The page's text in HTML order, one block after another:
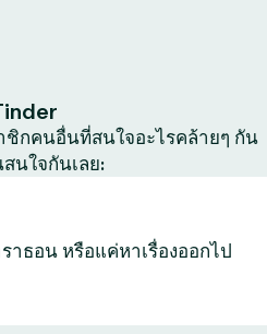
ชิกคนอื่นที่สนใจอะไรคล้ายๆ กัน
นใจกันเลย:
าธอน หรือแค่หาเรื่องออกไป